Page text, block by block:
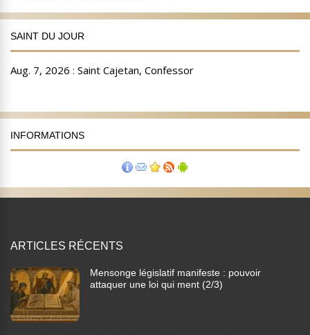
SAINT DU JOUR
INFORMATIONS
ARTICLES RÉCENTS
Mensonge législatif manifeste : pouvoir
attaquer une loi qui ment (2/3)